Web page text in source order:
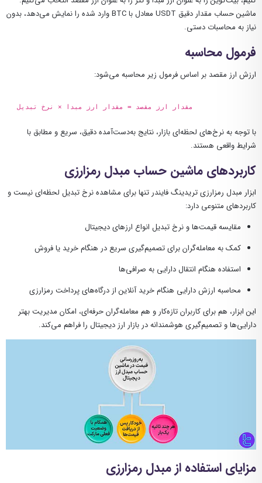
ماشین حساب مقدار دقیق USDT معادل با BTC وارد شده را نمایش می‌دهد، بدون
نیاز به محاسبات دستی.
فرمول محاسبه
ارزش ارز مقصد بر اساس فرمول زیر محاسبه می‌شود:
مقدار ارز مقصد = مقدار ارز مبدا × نرخ تبدیل
با توجه به نرخ‌های لحظه‌ای بازار، نتایج به‌دست‌آمده دقیق، سریع و مطابق با
شرایط واقعی هستند.
کاربردهای ماشین حساب مبدل رمزارزی
ابزار مبدل رمزارزی تریدینگ فایندر تنها برای مشاهده نرخ تبدیل لحظه‌ای نیست و
کاربردهای متنوعی دارد:
مقایسه قیمت‌ها و نرخ تبدیل انواع ارزهای دیجیتال
کمک به معامله‌گران برای تصمیم‌گیری سریع در هنگام خرید یا فروش
استفاده هنگام انتقال دارایی به صرافی‌ها
محاسبه ارزش دارایی هنگام خرید آنلاین از درگاه‌های پرداخت رمزارزی
این ابزار، هم برای کاربران تازه‌کار و هم معامله‌گران حرفه‌ای، امکان مدیریت بهتر
دارایی‌ها و تصمیم‌گیری هوشمندانه در بازار ارز دیجیتال را فراهم می‌کند.
مزایای استفاده از مبدل رمزارزی